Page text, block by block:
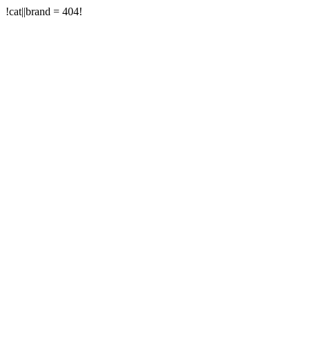
!cat||brand = 404!